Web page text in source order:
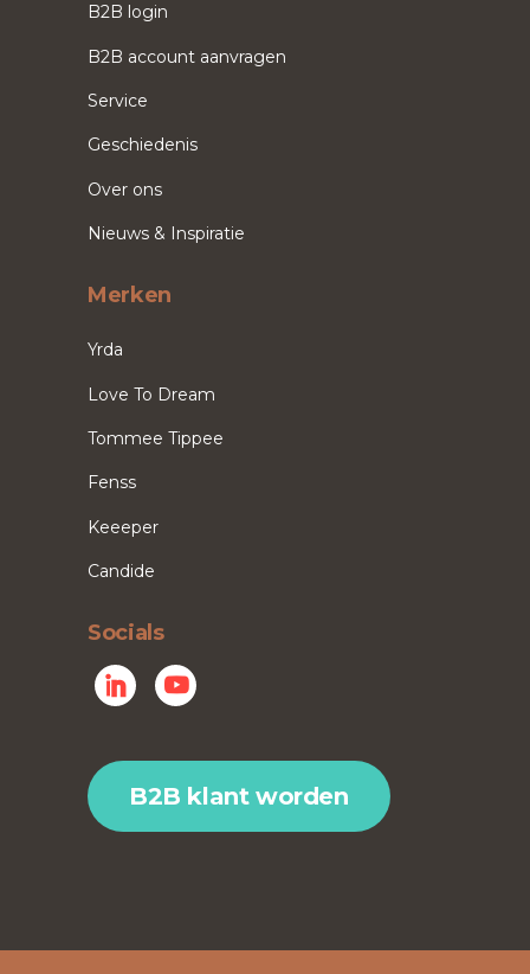
B2B login
B2B account aanvragen
Service
Geschiedenis
Over ons
Nieuws & Inspiratie
Merken
Yrda
Love To Dream
Tommee Tippee
Fenss
Keeeper
Candide
Socials
B2B klant worden